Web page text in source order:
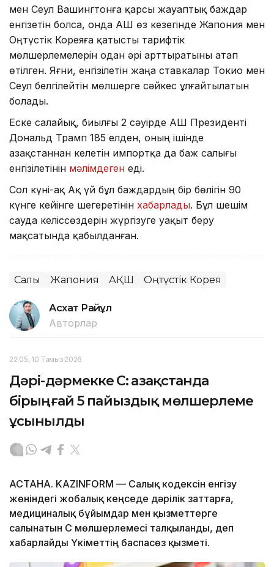
мен Сеул Вашингтонға қарсы жауаптық баждар
енгізетін болса, онда АҚШ өз кезегінде Жапония мен
Оңтүстік Кореяға қатысты тарифтік
мөлшерлемелерін одан әрі арттыратыны атап
өтілген. Яғни, енгізілетін жаңа ставкалар Токио мен
Сеул белгілейтін мөлшерге сәйкес ұлғайтылатын
болады.
Еске салайық, биылғы 2 сәуірде АҚШ Президенті
Дональд Трамп 185 елден, оның ішінде
Қазақстаннан келетін импортқа да баж салығы
енгізілетінін мәлімдеген еді.
Сол күні-ақ Ақ үй бұл баждардың бір бөлігін 90
күнге кейінге шегеретінін хабарлады. Бұл шешім
сауда келіссөздерін жүргізуге уақыт беру
мақсатында қабылданған.
Салық Жапония АҚШ Оңтүстік Корея
Асхат Райқұл
Авторлар
22:05, 10 Тамыз 2026
Дәрі-дәрмекке ҚҚС: Қазақстанда
бірыңғай 5 пайыздық мөлшерлеме
ұсынылды
АСТАНА. KAZINFORM — Салық кодексін енгізу
жөніндегі жобалық кеңседе дәрілік заттарға,
медициналық бұйымдар мен қызметтерге
салынатын ҚҚС мөлшерлемесі талқыланды, деп
хабарлайды Үкіметтің баспасөз қызметі.